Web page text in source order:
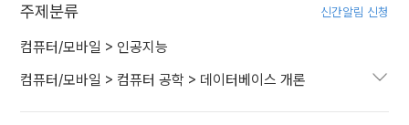
주제분류 신간알림 신청
컴퓨터/모바일 > 인공지능
컴퓨터/모바일 > 컴퓨터 공학 > 데이터베이스 개론